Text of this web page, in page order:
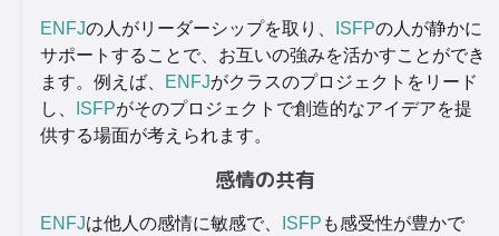
ENFJの人がリーダーシップを取り、 ISFPの人が静かに
サポートすることで、お互いの強みを活かすことができ
ます。例えば、
ENFJがクラスのプロジェクトをリード
し、
ISFPがそのプロジェクトで創造的なアイデアを提
供する場面が考えられます。
感情の共有
ENFJは他人の感情に敏感で、 ISFP も感受性が豊かで